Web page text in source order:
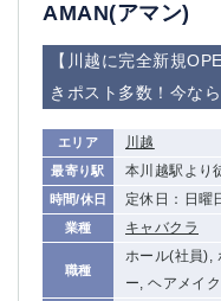
AMAN(アマン)
【川越に完全新規
きポスト多数！今な
エリア 川越
最寄り駅 本川越駅より
時間/休日 定休日：日曜
業種 キャバクラ
職種
ホール(社員),
ー, ヘアメイク